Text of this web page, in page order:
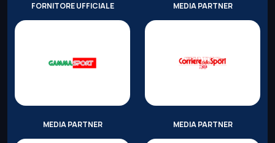
FORNITORE UFFICIALE MEDIA PARTNER
MEDIA PARTNER MEDIA PARTNER